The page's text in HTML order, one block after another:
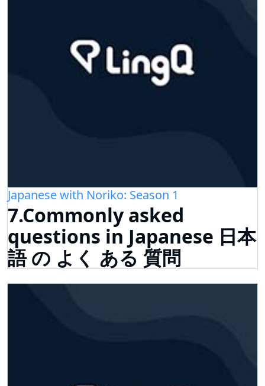
Japanese with Noriko: Season 1
7.Commonly asked
questions in Japanese 日本
語 の よく ある 質問